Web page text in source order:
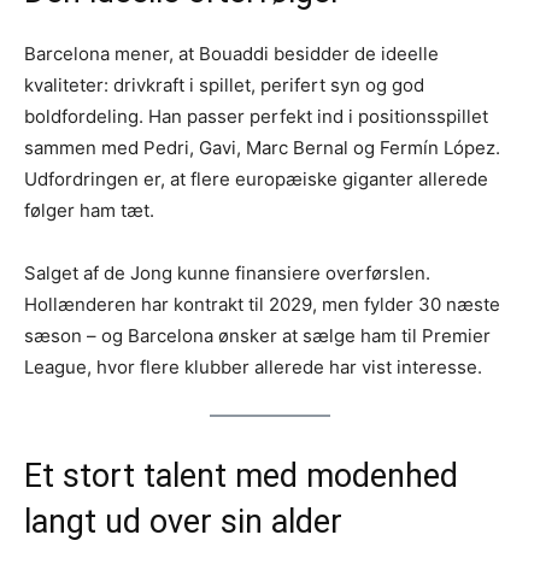
Barcelona mener, at Bouaddi besidder de ideelle
kvaliteter: drivkraft i spillet, perifert syn og god
boldfordeling. Han passer perfekt ind i positionsspillet
sammen med Pedri, Gavi, Marc Bernal og Fermín López.
Udfordringen er, at flere europæiske giganter allerede
følger ham tæt.
Salget af de Jong kunne finansiere overførslen.
Hollænderen har kontrakt til 2029, men fylder 30 næste
sæson – og Barcelona ønsker at sælge ham til Premier
League, hvor flere klubber allerede har vist interesse.
Et stort talent med modenhed
langt ud over sin alder